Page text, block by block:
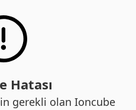
Hatası
gerekli olan Ioncube